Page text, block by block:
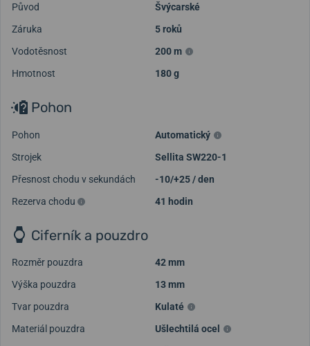
Původ
Švýcarské
Záruka
5 roků
Vodotěsnost
200 m
Hmotnost
180 g
Pohon
Pohon
Automatický
Strojek
Sellita SW220-1
Přesnost chodu v sekundách
-10/+25 / den
Rezerva chodu
41 hodin
Ciferník a pouzdro
Rozměr pouzdra
42 mm
Výška pouzdra
13 mm
Tvar pouzdra
Kulaté
Materiál pouzdra
Ušlechtilá ocel